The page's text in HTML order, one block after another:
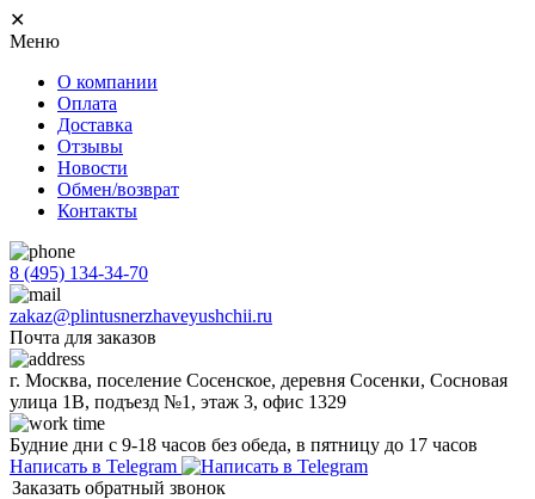
✕
Меню
О компании
Оплата
Доставка
Отзывы
Новости
Обмен/возврат
Контакты
8 (495) 134-34-70
zakaz@plintusnerzhaveyushchii.ru
Почта для заказов
г. Москва, поселение Сосенское, деревня Сосенки, Сосновая
улица 1В, подъезд №1, этаж 3, офис 1329
Будние дни с 9-18 часов без обеда, в пятницу до 17 часов
Написать в Telegram
Заказать обратный звонок